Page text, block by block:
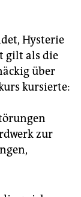
Hysterie
gilt als die
über
kursierte:
zur